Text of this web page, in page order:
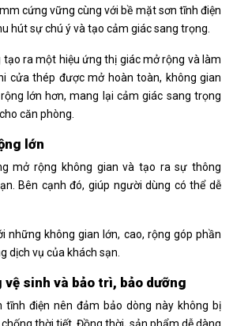
cứng vững cùng với bề mặt sơn tĩnh điện
hút sự chú ý và tạo cảm giác sang trọng.
tạo ra một hiệu ứng thị giác mở rộng và làm
cửa thép được mở hoàn toàn, không gian
lớn hơn, mang lại cảm giác sang trọng
căn phòng.
lớn
mở rộng không gian và tạo ra sự thông
Bên cạnh đó, giúp người dùng có thể dễ
những không gian lớn, cao, rộng góp phần
dịch vụ của khách sạn.
vệ sinh và bảo trì, bảo dưỡng
tĩnh điện nên đảm bảo dòng này không bị